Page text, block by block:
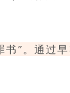
”。通过